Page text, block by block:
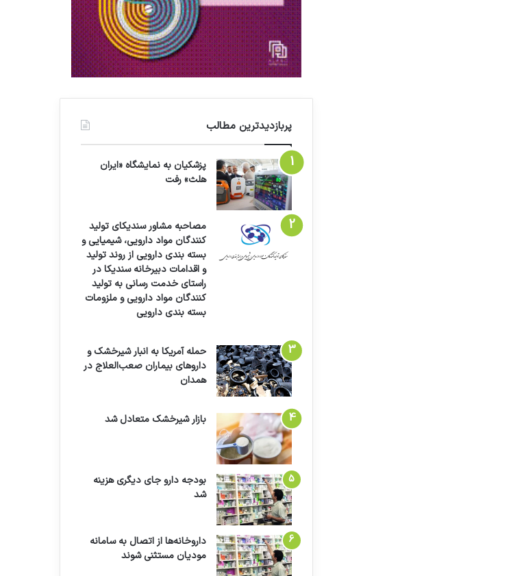
پربازدیدترین مطالب
پزشکیان به نمایشگاه «ایران
هلث» رفت
مصاحبه مشاور سندیکای تولید
کنندگان مواد دارویی، شیمیایی و
بسته بندی دارویی از روند تولید
و اقدامات دبیرخانه سندیکا در
راستای خدمت رسانی به تولید
کنندگان مواد دارویی و ملزومات
بسته بندی دارویی
حمله آمریکا به انبار شیرخشک و
داروهای بیماران صعب‌العلاج در
همدان
بازار شیرخشک متعادل شد
بودجه دارو جای دیگری هزینه
شد
داروخانه‌ها از اتصال به سامانه
مودیان مستثنی شوند